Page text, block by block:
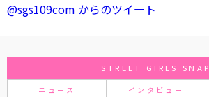
@sgs109com からのツイート
STREET GIRLS SNAP
ニュース インタビュー